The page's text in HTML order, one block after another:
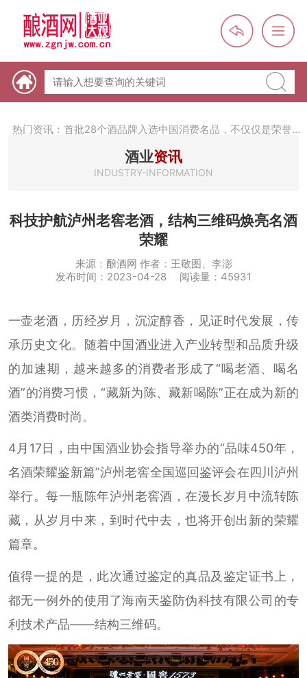
热门资讯：【酒体设计师】职业技能培训及认定班开班通知
热门资讯：未来，传统酒类经销商群体会消失吗？
么简单
热门资讯：2024年上市酒企业第三季度报（白酒、啤酒、葡萄
酒、黄酒）
酒业资讯
INDUSTRY-INFORMATION
科技护航泸州老窖老酒，结构三维码焕亮名酒
荣耀
来源：酿酒网 作者：王敬图、李澎
发布时间：2023-04-28 阅读量：45931
一壶老酒，历经岁月，沉淀醇香，见证时代发展，传
承历史文化。随着中国酒业进入产业转型和品质升级
的加速期，越来越多的消费者形成了“喝老酒、喝名
酒”的消费习惯，“藏新为陈、藏新喝陈”正在成为新的
酒类消费时尚。
4月17日，由中国酒业协会指导举办的“品味450年，
名酒荣耀鉴新篇”泸州老窖全国巡回鉴评会在四川泸州
举行。每一瓶陈年泸州老窖酒，在漫长岁月中流转陈
藏，从岁月中来，到时代中去，也将开创出新的荣耀
篇章。
值得一提的是，此次通过鉴定的真品及鉴定证书上，
都无一例外的使用了海南天鉴防伪科技有限公司的专
利技术产品——结构三维码。